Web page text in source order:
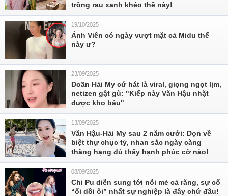
trồng rau xanh khéo thế này!
19/10/2025
Ánh Viên có ngày vượt mặt cả Midu thế
này ư?
23/09/2025
Doãn Hải My cứ hát là viral, giọng ngọt lịm,
netizen gật gù: "Kiếp này Văn Hậu nhặt
được kho báu"
13/09/2025
Văn Hậu-Hải My sau 2 năm cưới: Dọn về
biệt thự chục tỷ, nhan sắc ngày càng
thăng hạng đủ thấy hạnh phúc cỡ nào!
08/09/2025
Chi Pu diễn sung tới nỗi mẻ cả răng, sự cố
“ối dồi ôi” nhất sự nghiệp là đây chứ đâu!